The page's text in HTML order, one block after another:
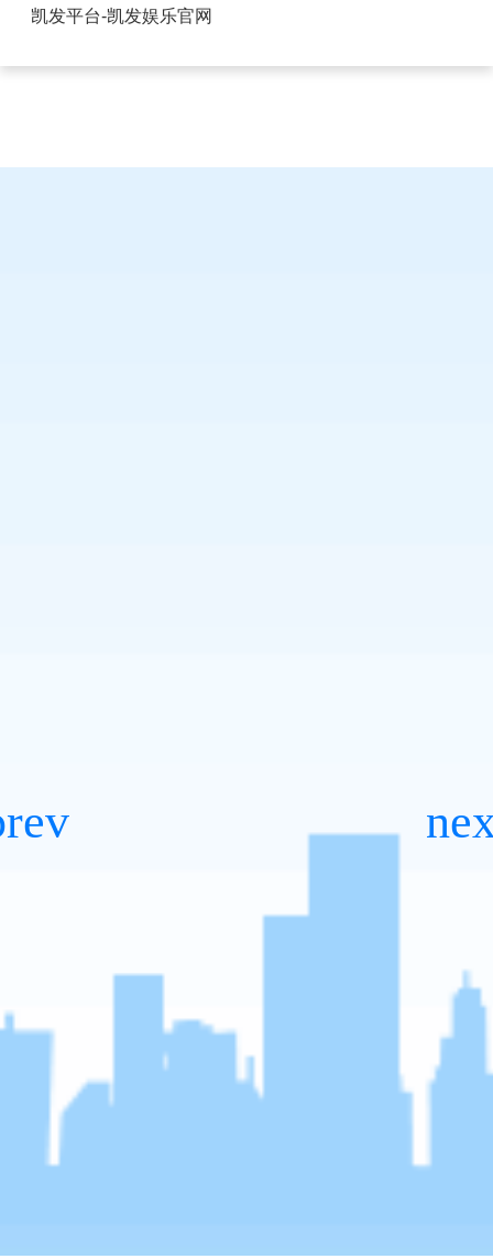
浙江排针排母货源充足-凯发平台
凯发平台-凯发娱乐官网